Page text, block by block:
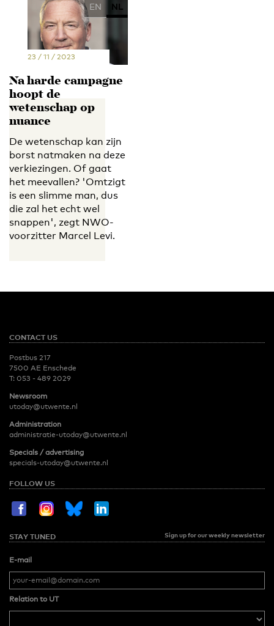
EN NL
23 / 11 / 2023
Na harde campagne
hoopt de
wetenschap op
nuance
De wetenschap kan zijn
borst natmaken na deze
verkiezingen. Of gaat
het meevallen? 'Omtzigt
is een slimme man, dus
die zal het echt wel
snappen', zegt NWO-
voorzitter Marcel Levi.
CONTACT US
Postbus 217
7500 AE Enschede
T: 053 - 489 2029
Newsroom
utoday@utwente.nl
Administration
administratie-utoday@utwente.nl
Specials / advertising
specials-utoday@utwente.nl
FOLLOW US
STAY TUNED Sign up for our weekly newsletter
E-mail
Relation to UT